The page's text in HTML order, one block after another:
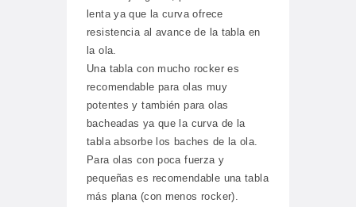
lenta ya que la curva ofrece
resistencia al avance de la tabla en
la ola.
Una tabla con mucho rocker es
recomendable para olas muy
potentes y también para olas
bacheadas ya que la curva de la
tabla absorbe los baches de la ola.
Para olas con poca fuerza y
pequeñas es recomendable una tabla
más plana (con menos rocker).